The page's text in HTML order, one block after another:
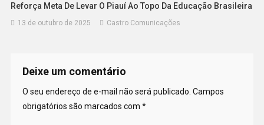
Reforça Meta De Levar O Piauí Ao Topo Da Educação Brasileira
13 de outubro de 2025 Castro Comunicações
Deixe um comentário
O seu endereço de e-mail não será publicado. Campos
obrigatórios são marcados com *